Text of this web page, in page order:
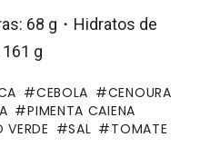
68 g・Hidratos de
g
CEBOLA
CENOURA
PIMENTA CAIENA
VERDE SAL
TOMATE